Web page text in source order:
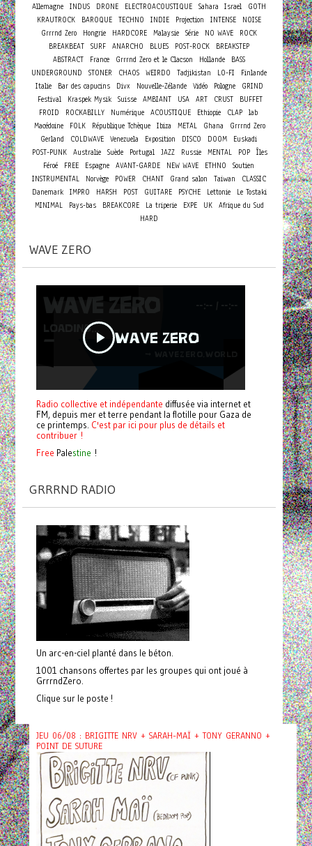
Allemagne INDUS DRONE ELECTROACOUSTIQUE Sahara Israel
GOTH
KRAUTROCK
BAROQUE TECHNO INDIE Projection INTENSE
NOISE
Grrrnd Zero
Hongrie HARDCORE Malaysie Série NO WAVE
ROCK
BREAKBEAT SURF ANARCHO BLUES POST-ROCK
BREAKSTEP
ABSTRACT
France Grrrnd Zero et le Clacson Hollande
BASS
UNDERGROUND
STONER CHAOS WEIRDO Tadjikistan LO-FI
Finlande
Italie
Bar des capucins Divx Nouvelle-Zélande Vidéo Pologne
GRIND
Festival
Kraspek Mysik Suisse AMBIANT USA ART CRUST
BUFFET
FROID
ROCKABILLY Numérique ACOUSTIQUE Ethiopie CLAP lab
Macédoine
FOLK République Tchèque Ibiza METAL Ghana
Grrrnd Zero
Gerland
COLDWAVE Venezuela Exposition DISCO DOOM
Euskadi
POST-PUNK Australie Suède Portugal JAZZ Russie MENTAL POP Îles
Féroé
FREE Espagne AVANT-GARDE NEW WAVE ETHNO
Soutien
INSTRUMENTAL
Norvège POWER CHANT Grand salon Taiwan
CLASSIC
Danemark
IMPRO HARSH POST GUITARE PSYCHE Lettonie
Le Tostaki
MINIMAL
Pays-bas BREAKCORE La triperie EXPE UK
Afrique du Sud
HARD
WAVE ZERO
Radio collective et indépendante diffusée via internet et
FM, depuis mer et terre pendant la flotille pour Gaza de
ce printemps. C'est par ici pour plus de détails et
contribuer !
Free Palestine !
GRRRND RADIO
Un arc-en-ciel planté dans le béton.
1001 chansons offertes par les groupes qui ont joué à
GrrrndZero.
Clique sur le poste !
JEU 06/08 : BRIGITTE NRV + SARAH-MAÏ + TONY GERANNO +
POINT DE SUTURE